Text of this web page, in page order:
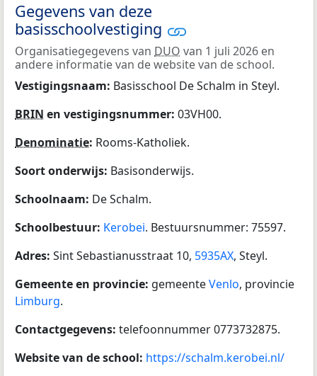
Gegevens van deze
basisschoolvestiging
Organisatiegegevens van DUO van 1 juli 2026 en
andere informatie van de website van de school.
Vestigingsnaam: Basisschool De Schalm in Steyl.
BRIN en vestigingsnummer: 03VH00.
Denominatie: Rooms-Katholiek.
Soort onderwijs: Basisonderwijs.
Schoolnaam: De Schalm.
Schoolbestuur: Kerobei. Bestuursnummer: 75597.
Adres: Sint Sebastianusstraat 10, 5935AX, Steyl.
Gemeente en provincie: gemeenteVenlo, provincie
Limburg.
Contactgegevens: telefoonnummer 0773732875.
Website van de school: https://schalm.kerobei.nl/